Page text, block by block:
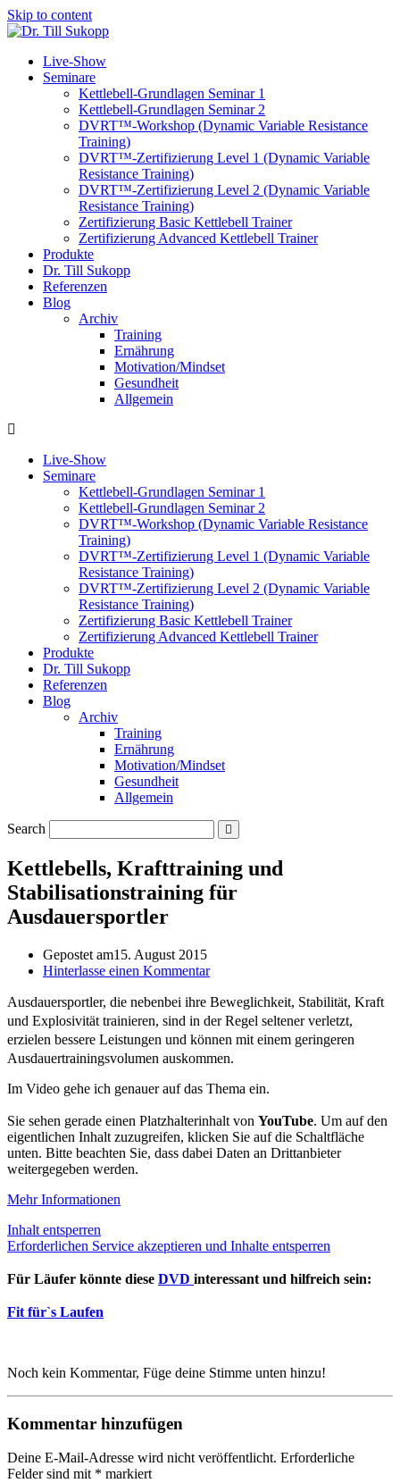
Skip to content
Live-Show
Seminare
Kettlebell-Grundlagen Seminar 1
Kettlebell-Grundlagen Seminar 2
DVRT™-Workshop (Dynamic Variable Resistance
Training)
DVRT™-Zertifizierung Level 1 (Dynamic Variable
Resistance Training)
DVRT™-Zertifizierung Level 2 (Dynamic Variable
Resistance Training)
Zertifizierung Basic Kettlebell Trainer
Zertifizierung Advanced Kettlebell Trainer
Produkte
Dr. Till Sukopp
Referenzen
Blog
Archiv
Training
Ernährung
Motivation/Mindset
Gesundheit
Allgemein
Live-Show
Seminare
Kettlebell-Grundlagen Seminar 1
Kettlebell-Grundlagen Seminar 2
DVRT™-Workshop (Dynamic Variable Resistance
Training)
DVRT™-Zertifizierung Level 1 (Dynamic Variable
Resistance Training)
DVRT™-Zertifizierung Level 2 (Dynamic Variable
Resistance Training)
Zertifizierung Basic Kettlebell Trainer
Zertifizierung Advanced Kettlebell Trainer
Produkte
Dr. Till Sukopp
Referenzen
Blog
Archiv
Training
Ernährung
Motivation/Mindset
Gesundheit
Allgemein
Search
Kettlebells, Krafttraining und
Stabilisationstraining für
Ausdauersportler
Gepostet am15. August 2015
Hinterlasse einen Kommentar
Ausdauersportler, die nebenbei ihre Beweglichkeit, Stabilität, Kraft
und Explosivität trainieren, sind in der Regel seltener verletzt,
erzielen bessere Leistungen und können mit einem geringeren
Ausdauertrainingsvolumen auskommen.
Im Video gehe ich genauer auf das Thema ein.
Sie sehen gerade einen Platzhalterinhalt von YouTube. Um auf den
eigentlichen Inhalt zuzugreifen, klicken Sie auf die Schaltfläche
unten. Bitte beachten Sie, dass dabei Daten an Drittanbieter
weitergegeben werden.
Mehr Informationen
Inhalt entsperren
Erforderlichen Service akzeptieren und Inhalte entsperren
Für Läufer könnte diese DVD interessant und hilfreich sein:
Fit für`s Laufen
Noch kein Kommentar, Füge deine Stimme unten hinzu!
Kommentar hinzufügen
Deine E-Mail-Adresse wird nicht veröffentlicht. Erforderliche
Felder sind mit * markiert